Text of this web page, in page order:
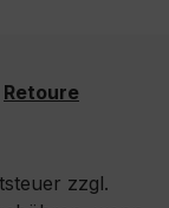
Retoure
zzgl.